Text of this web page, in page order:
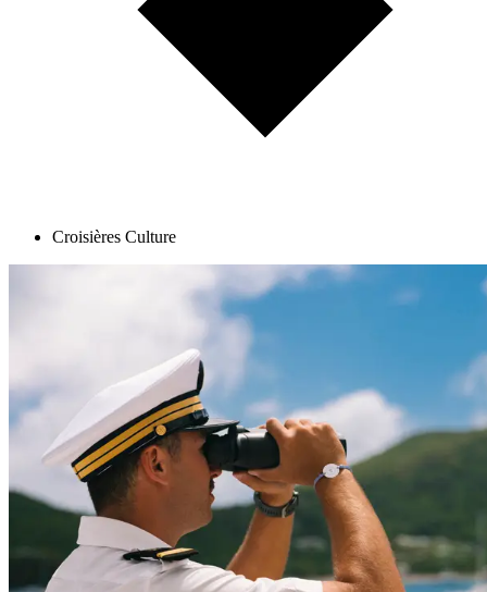
Croisières Culture